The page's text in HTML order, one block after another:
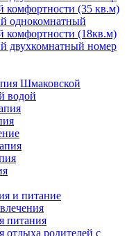
комфортности (35 кв.м)
однокомнатный
комфортности (18кв.м)
двухкомнатный номер
Шмаковской
водой
и питание
питания
отдыха родителей с